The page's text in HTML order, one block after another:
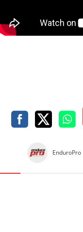
EnduroPro